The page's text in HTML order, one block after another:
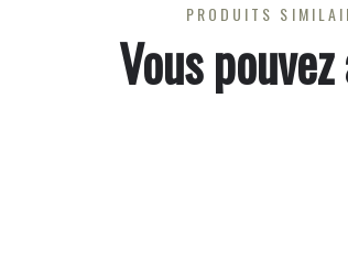
PRODUITS
Vous